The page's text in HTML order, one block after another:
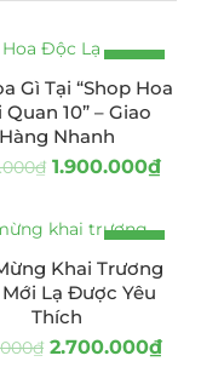
-21%
Gì Tại “Shop Hoa
Quan 10” – Giao
Hàng Nhanh
₫ 1.900.000₫
-7%
Khai Trương
Lạ Được Yêu
Thích
₫ 2.700.000₫